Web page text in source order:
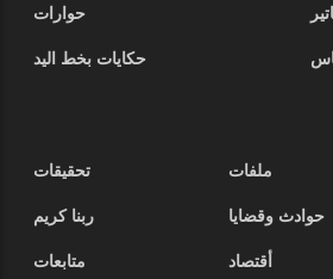
حوارات
حكايات بخط اليد
ملفات
تحقيقات
حوادث وقضايا
ربنا كريم
أقتصاد
متابعات